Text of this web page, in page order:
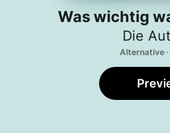
Was wichtig
Die
Alternative ·